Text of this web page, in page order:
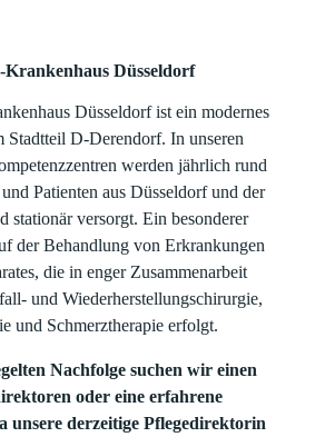
Krankenhaus Düsseldorf
Düsseldorf ist ein modernes
Stadtteil D-Derendorf. In unseren
werden jährlich rund
Patienten aus Düsseldorf und der
stationär versorgt. Ein besonderer
der Behandlung von Erkrankungen
die in enger Zusammenarbeit
und Wiederherstellungschirurgie,
und Schmerztherapie erfolgt.
Nachfolge suchen wir einen
oder eine erfahrene
unsere derzeitige Pflegedirektorin